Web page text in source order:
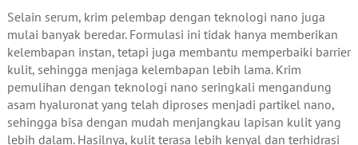
Selain serum, krim pelembap dengan teknologi nano juga
mulai banyak beredar. Formulasi ini tidak hanya memberikan
kelembapan instan, tetapi juga membantu memperbaiki barrier
kulit, sehingga menjaga kelembapan lebih lama. Krim
pemulihan dengan teknologi nano seringkali mengandung
asam hyaluronat yang telah diproses menjadi partikel nano,
sehingga bisa dengan mudah menjangkau lapisan kulit yang
lebih dalam. Hasilnya, kulit terasa lebih kenyal dan terhidrasi